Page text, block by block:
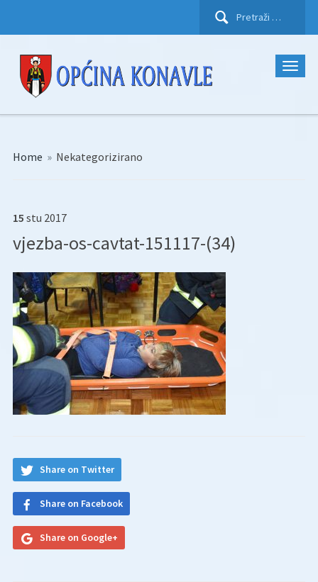
Pretraži:
Home » Nekategorizirano
15 stu 2017
vjezba-os-cavtat-151117-(34)
Share on Twitter
Share on Facebook
Share on Google+